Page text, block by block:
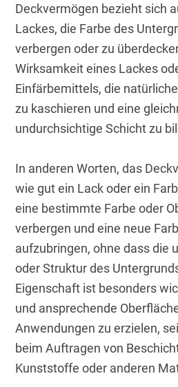
Deckvermögen bezieht sich
Lackes, die Farbe des
verbergen oder zu
Wirksamkeit eines Lackes
Einfärbemittels, die
zu kaschieren und eine
undurchsichtige Schicht zu
In anderen Worten, das
wie gut ein Lack oder ein
eine bestimmte Farbe oder
verbergen und eine neue
aufzubringen, ohne dass die
oder Struktur des
Eigenschaft ist besonders
und ansprechende
Anwendungen zu erzielen,
beim Auftragen von
Kunststoffe oder anderen